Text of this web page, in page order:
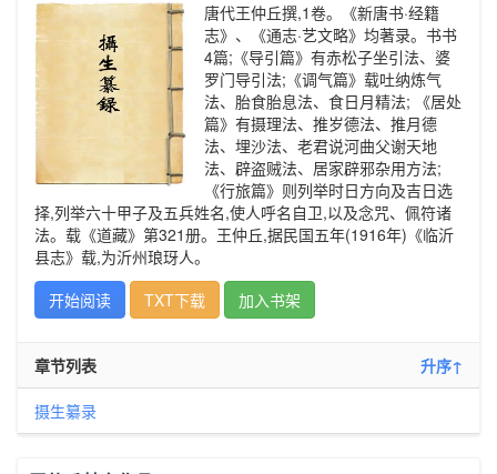
唐代王仲丘撰,1卷。《新唐书·经籍
志》、《通志·艺文略》均著录。书书
4篇;《导引篇》有赤松子坐引法、婆
罗门导引法;《调气篇》载吐纳炼气
法、胎食胎息法、食日月精法; 《居处
篇》有摄理法、推岁德法、推月德
法、埋沙法、老君说河曲父谢天地
法、辟盗贼法、居家辟邪杂用方法;
《行旅篇》则列举时日方向及吉日选
择,列举六十甲子及五兵姓名,使人呼名自卫,以及念咒、佩符诸
法。载《道藏》第321册。王仲丘,据民国五年(1916年)《临沂
县志》载,为沂州琅玡人。
开始阅读
TXT下载 加入书架
章节列表 升序↑
摄生纂录